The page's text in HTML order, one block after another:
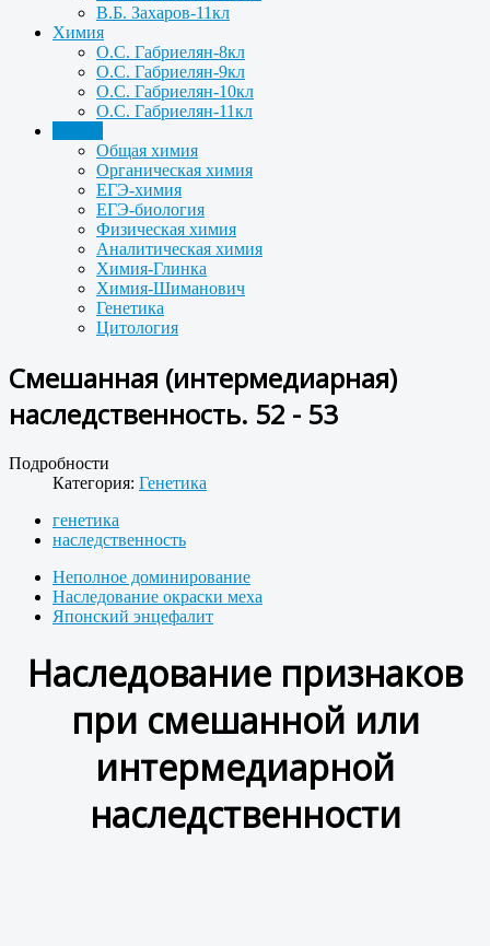
В.Б. Захаров-11кл
Химия
О.С. Габриелян-8кл
О.С. Габриелян-9кл
О.С. Габриелян-10кл
О.С. Габриелян-11кл
Общая химия
Органическая химия
ЕГЭ-химия
ЕГЭ-биология
Физическая химия
Аналитическая химия
Химия-Глинка
Химия-Шиманович
Генетика
Цитология
Смешанная (интермедиарная)
наследственность. 52 - 53
Подробности
Категория: Генетика
генетика
наследственность
Неполное доминирование
Наследование окраски меха
Японский энцефалит
Наследование признаков
при смешанной или
интермедиарной
наследственности